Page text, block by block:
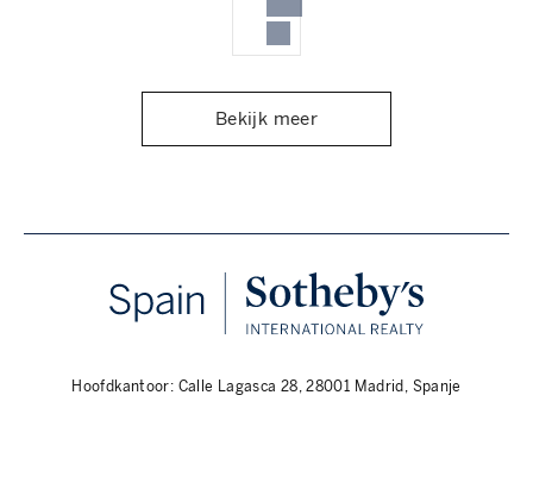
Bekijk meer
Hoofdkantoor: Calle Lagasca 28, 28001 Madrid, Spanje